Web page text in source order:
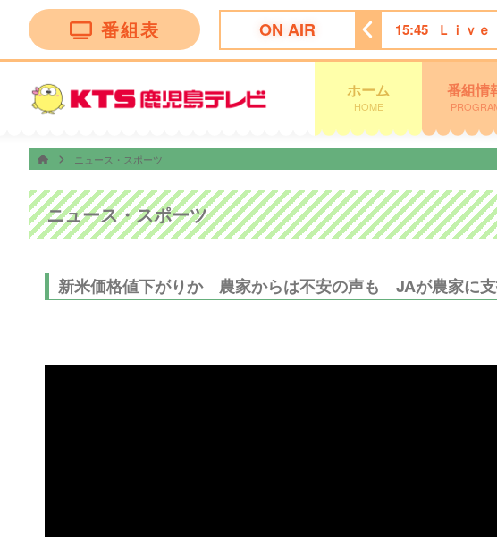
番組表 ON AIR
14:50 ぽよチャンネル ミキティダイニング 15:45 Ｌｉｖ
ホーム
HOME
番組情
ニュース・スポーツ
ニュース・スポーツ
新米価格値下がりか 農家からは不安の声も JAが農家に